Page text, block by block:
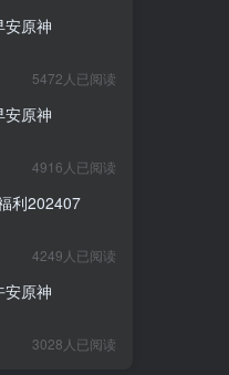
安原神
5472人已阅读
安原神
4916人已阅读
利202407
4249人已阅读
安原神
3028人已阅读